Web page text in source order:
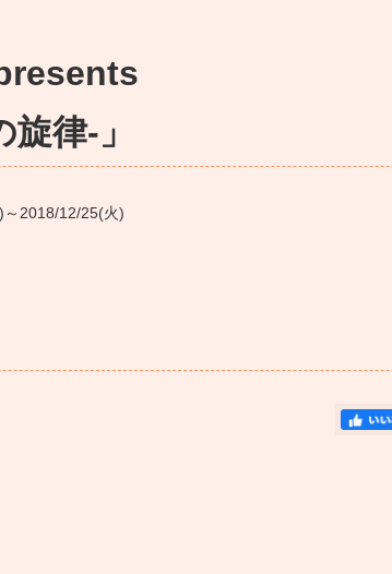
旋律-」
2018/12/25(火)